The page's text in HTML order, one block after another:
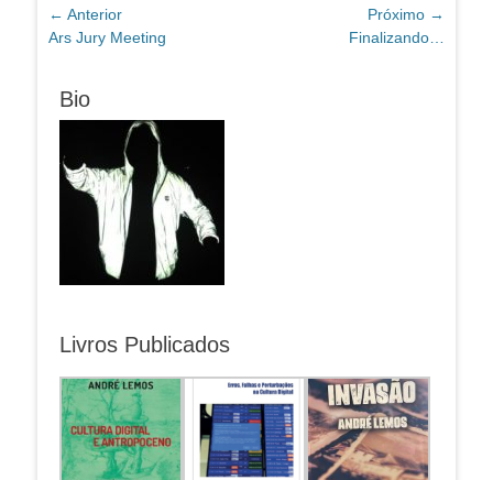
Navegação
de
← Anterior
Post
Ars Jury Meeting
Próximo →
Finalizando…
Bio
Livros Publicados